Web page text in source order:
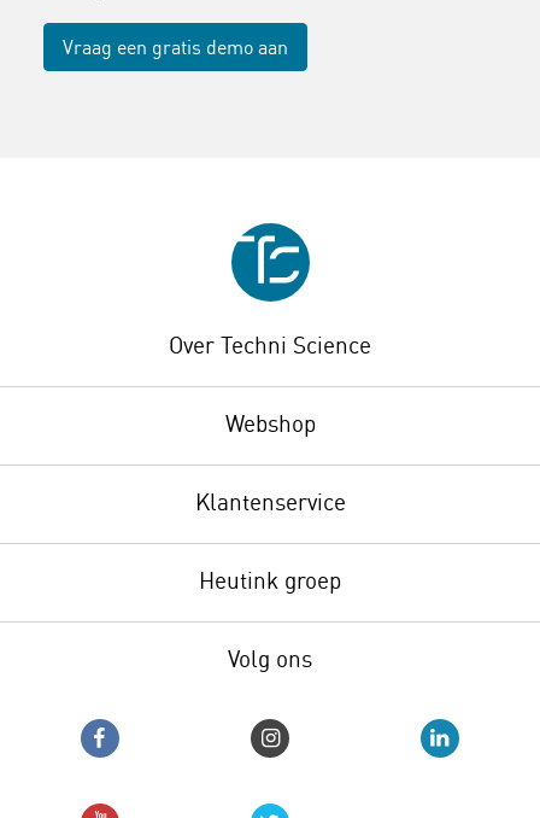
Vraag een gratis demo aan
Over Techni Science
Webshop
Klantenservice
Heutink groep
Volg ons